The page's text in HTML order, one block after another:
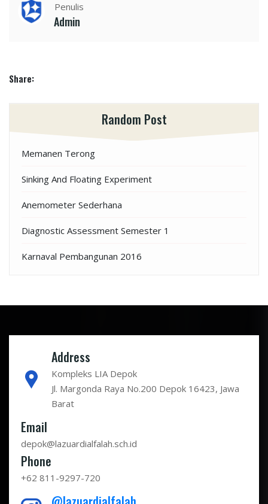
Penulis
Admin
Share:
Random Post
Memanen Terong
Sinking And Floating Experiment
Anemometer Sederhana
Diagnostic Assessment Semester 1
Karnaval Pembangunan 2016
Address
Kompleks LIA Depok
Jl. Margonda Raya No.200 Depok 16423, Jawa
Barat
Email
depok@lazuardialfalah.sch.id
Phone
+62 811-9297-720